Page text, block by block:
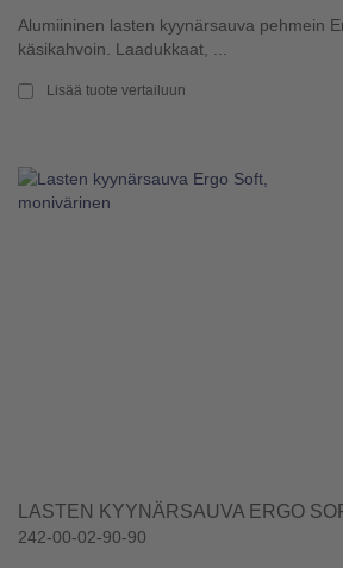
Alumiininen lasten kyynärsauva pehmein
käsikahvoin. Laadukkaat, ...
Lisää tuote vertailuun
LASTEN KYYNÄRSAUVA ERGO
242-00-02-90-90